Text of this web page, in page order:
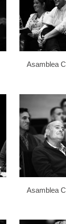
Asamblea
Asamblea